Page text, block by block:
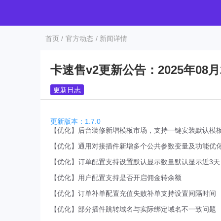
首页 / 官方动态 / 新闻详情
卡速售v2更新公告：2025年08
更新日志
更新版本：1.7.0
【优化】后台装修新增模板市场，支持一键安装默认模
【优化】通用对接插件新增多个公共参数变量及功能优
【优化】订单配置支持设置默认显示数量默认显示近3天
【优化】用户配置支持是否开启佣金转余额
【优化】订单补单配置充值失败补单支持设置间隔时间
【优化】部分插件跳转域名与实际绑定域名不一致问题